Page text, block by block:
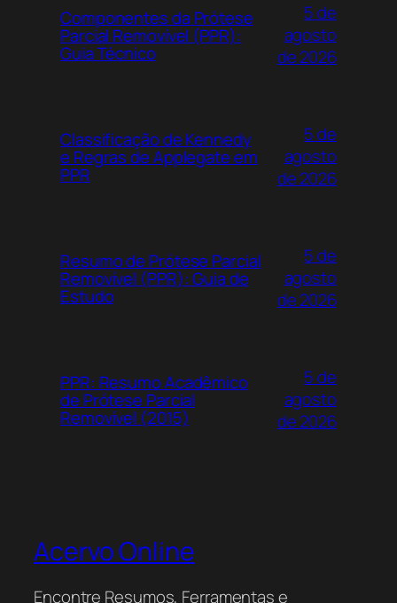
Componentes da Prótese
Parcial Removível (PPR):
Guia Técnico
5 de
agosto
de 2026
Classificação de Kennedy
e Regras de Applegate em
PPR
5 de
agosto
de 2026
Resumo de Prótese Parcial
Removível (PPR): Guia de
Estudo
5 de
agosto
de 2026
PPR: Resumo Acadêmico
de Prótese Parcial
Removível (2015)
5 de
agosto
de 2026
Acervo Online
Encontre Resumos, Ferramentas e